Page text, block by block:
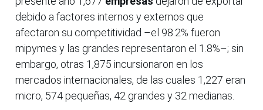
debido a factores internos y externos que
afectaron su competitividad –el 98.2% fueron
mipymes y las grandes representaron el 1.8%–; sin
embargo, otras 1,875 incursionaron en los
mercados internacionales, de las cuales 1,227 eran
micro, 574 pequeñas, 42 grandes y 32 medianas.